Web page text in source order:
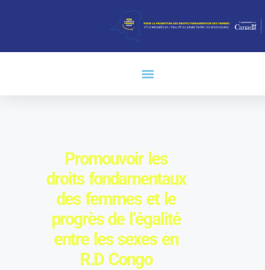
Promouvoir les
droits fondamentaux
des femmes et le
progrès de l’égalité
entre les sexes en
R.D Congo